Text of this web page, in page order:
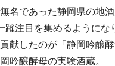
名であった静岡県の地
躍注目を集めるようにな
献したのが「静岡吟醸
吟醸酵母の実験酒蔵。